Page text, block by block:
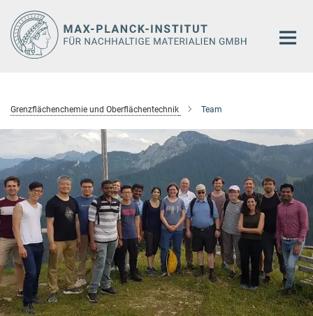
Hauptinhalt
Grenzflächenchemie und Oberflächentechnik Team